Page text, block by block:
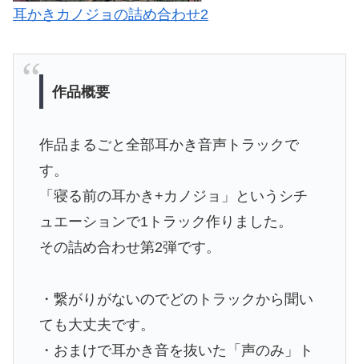
耳かきカノジョの詰め合わせ2
作品概要
作品まるごと全部耳かき音声トラックで
す。
「寝る前の耳かき+カノジョ」というシチ
ュエーションで1トラック作りました。
その詰め合わせ第2弾です。
・繋がりがないのでどのトラックから聞い
ても大丈夫です。
・おまけで耳かき音を抜いた「声のみ」ト